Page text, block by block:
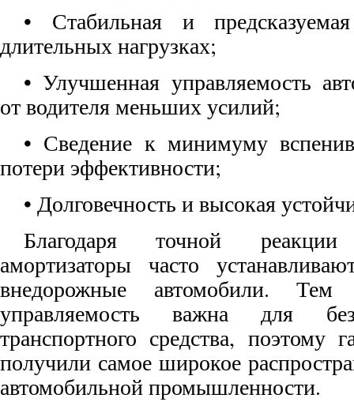
• Стабильная и
длительных нагрузках;
• Улучшенная управляемость
от водителя меньших усилий;
• Сведение к минимуму
потери эффективности;
• Долговечность и высокая
Благодаря точной
амортизаторы часто
внедорожные автомобили.
управляемость важна для
транспортного средства, поэтому
получили самое широкое
автомобильной промышленности.